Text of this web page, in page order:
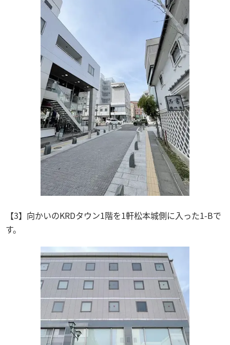
【3】向かいのKRDタウン1階を1軒松本城側に入った1-Bで
す。